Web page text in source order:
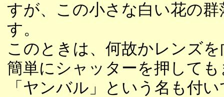
すが、この小さな白い花の
す。
このときは、何故かレンズ
簡単にシャッターを押して
「ヤンバル」という名も付